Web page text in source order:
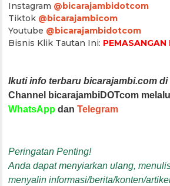
Instagram @bicarajambidotcom
Tiktok @bicarajambicom
Youtube @bicarajambidotcom
Bisnis Klik Tautan Ini: PEMASANGAN
Ikuti info terbaru bicarajambi.com di
Channel bicarajambiDOTcom
WhatsApp danTelegram
Peringatan Penting!
Anda dapat menyiarkan ulang,
menyalin informasi/berita/konten/